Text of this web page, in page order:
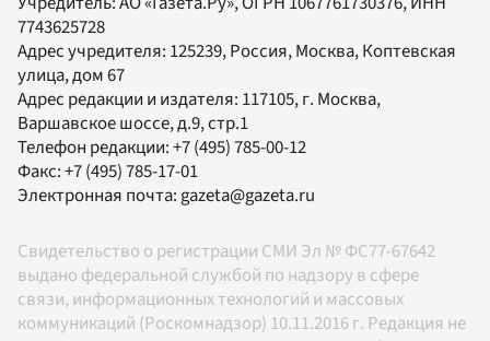
7743625728
Адрес учредителя: 125239, Россия, Москва, Коптевская
улица, дом 67
Адрес редакции и издателя: 117105, г. Москва,
Варшавское шоссе, д.9, стр.1
Телефон редакции:+7 (495) 785-00-12
Факс:+7 (495) 785-17-01
Электронная почта:gazeta@gazeta.ru
Свидетельство о регистрации СМИ Эл № ФС77-67642
выдано федеральной службой по надзору в сфере
связи, информационных технологий и массовых
коммуникаций (Роскомнадзор) 10.11.2016 г. Редакция не